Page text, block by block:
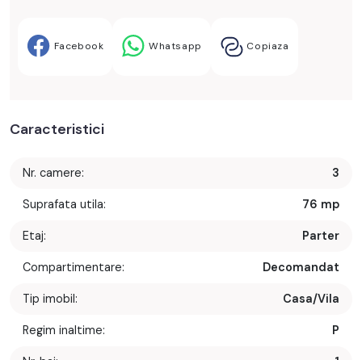
Facebook Whatsapp Copiaza
Caracteristici
Nr. camere: 3
Suprafata utila: 76 mp
Etaj: Parter
Compartimentare: Decomandat
Tip imobil: Casa/Vila
Regim inaltime: P